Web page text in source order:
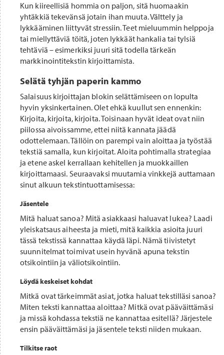
Kun kiireellisiä hommia on paljon, sitä huomaakin
yhtäkkiä tekevänsä jotain ihan muuta. Välttely ja
lykkääminen liittyvät stressiin. Teet mieluummin helppoja
tai miellyttäviä töitä, joten lykkäät hankalia tai tylsiä
tehtäviä – esimerkiksi juuri sitä todella tärkeän
markkinointitekstin kirjoittamista.
Selätä tyhjän paperin kammo
Salaisuus kirjoittajan blokin selättämiseen on lopulta
hyvin yksinkertainen. Olet ehkä kuullut sen ennenkin:
Kirjoita, kirjoita, kirjoita. Toisinaan hyvät ideat ovat niin
piilossa aivoissamme, ettei niitä kannata jäädä
odottelemaan. Tällöin on parempi vain aloittaa ja työstää
tekstiä samalla, kun kirjoitat. Aloita pohtimalla strategiaa
ja etene askel kerrallaan kehitellen ja muokkaillen
kirjoittamaasi. Seuraavaksi muutamia vinkkejä auttamaan
sinut alkuun tekstintuottamisessa:
Jäsentele
Mitä haluat sanoa? Mitä asiakkaasi haluavat lukea? Laadi
yleiskatsaus aiheesta ja mieti, mitä kaikkia asioita juuri
tässä tekstissä kannattaa käydä läpi. Nämä tiivistetyt
suunnitelmat toimivat usein hyvänä apuna tekstin
otsikointiin ja väliotsikointiin.
Löydä keskeiset kohdat
Mitkä ovat tärkeimmät asiat, jotka haluat tekstilläsi sanoa?
Miten teksti kannattaa aloittaa? Mitkä ovat pääväittämäsi
ja missä kohdassa tekstiä ne kannattaa esitellä? Järjestele
ensin pääväittämäsi ja jäsentele teksti niiden mukaan.
Tilkitse raot